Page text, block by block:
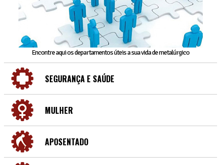
Encontre aqui os departamentos úteis a sua vida de metalúrgico
SEGURANÇA E SAÚDE
MULHER
APOSENTADO